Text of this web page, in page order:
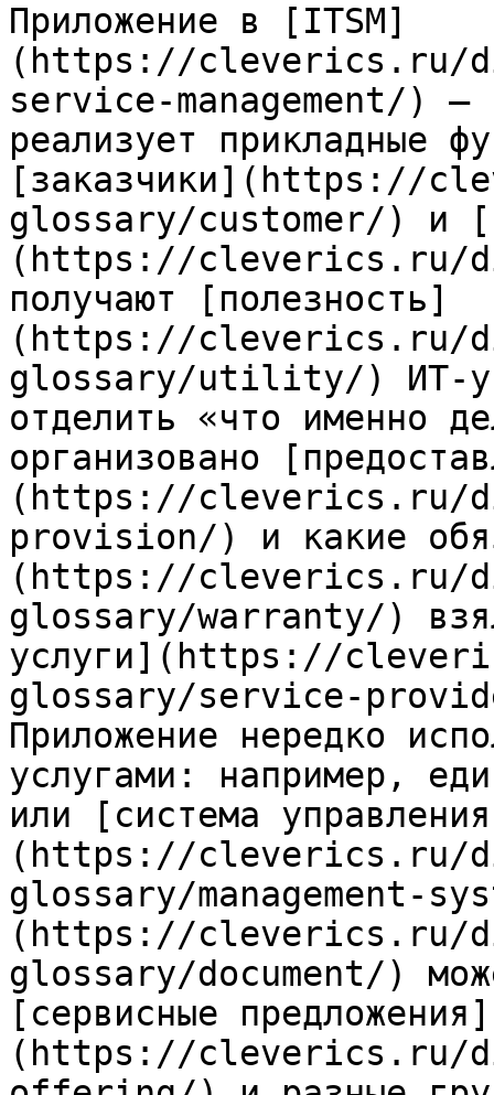
Приложение в [ITSM]
(https://cleverics.ru/
service-management/) —
реализует прикладные
[заказчики](https://
glossary/customer/) и
(https://cleverics.ru/
получают [полезность]
(https://cleverics.ru/
glossary/utility/) ИТ-
отделить «что именно
организовано
(https://cleverics.ru/
provision/) и какие
(https://cleverics.ru/
glossary/warranty/)
услуги](https://
glossary/service-
Приложение нередко
услугами: например,
или [система
(https://cleverics.ru/
glossary/management-
(https://cleverics.ru/
glossary/document/)
[сервисные предложения]
(https://cleverics.ru/